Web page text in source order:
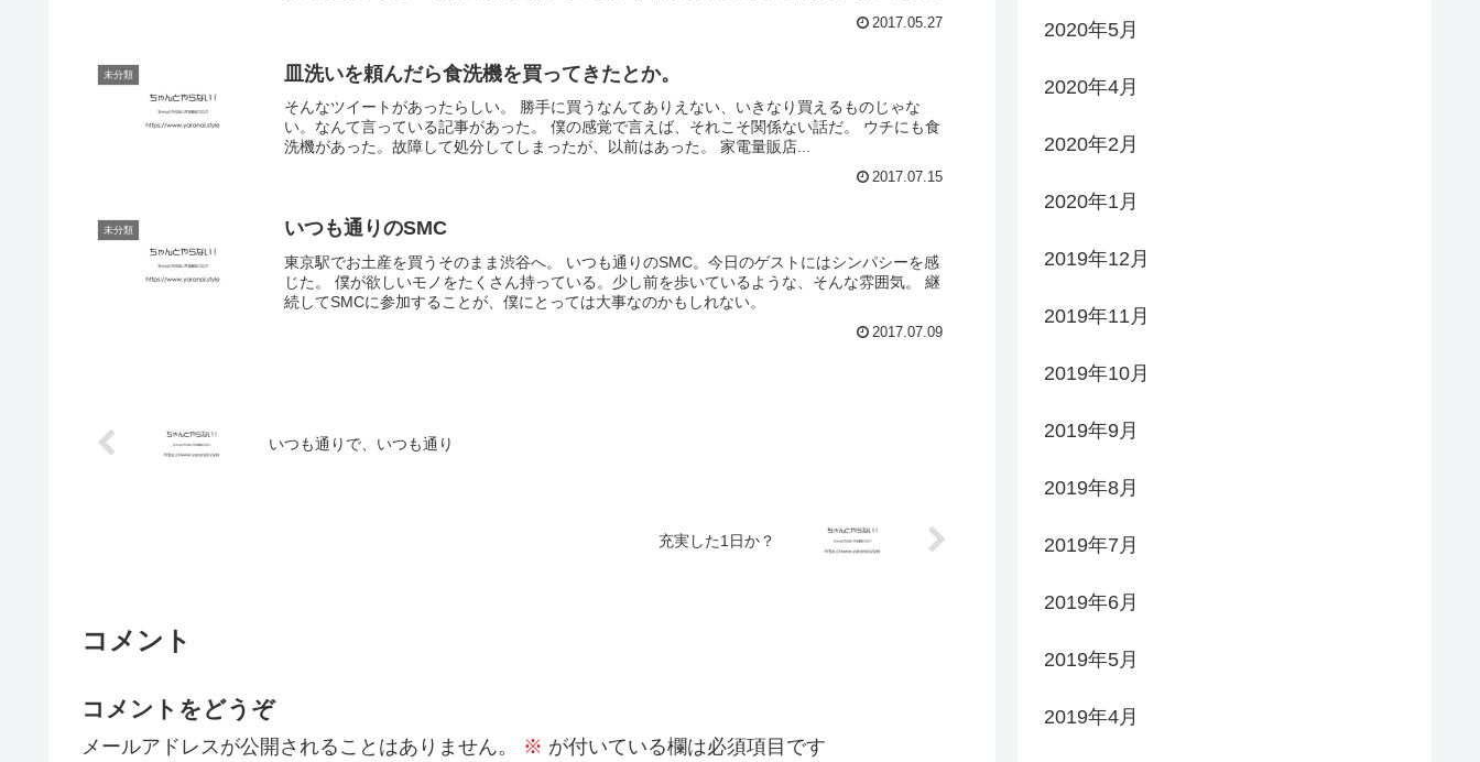
2017.05.27
未分類 皿洗いを頼んだら食洗機を買ってきたとか。
そんなツイートがあったらしい。 勝手に買うなんてありえない、いきなり買えるものじゃな
い。なんて言っている記事があった。 僕の感覚で言えば、それこそ関係ない話だ。 ウチにも食
洗機があった。故障して処分してしまったが、以前はあった。 家電量販店...
2017.07.15
未分類 いつも通りのSMC
東京駅でお土産を買うそのまま渋谷へ。 いつも通りのSMC。今日のゲストにはシンパシーを感
じた。 僕が欲しいモノをたくさん持っている。少し前を歩いているような、そんな雰囲気。 継
続してSMCに参加することが、僕にとっては大事なのかもしれない。
2017.07.09
いつも通りで、いつも通り
充実した1日か？
コメント
コメントをどうぞ
メールアドレスが公開されることはありません。 ※ が付いている欄は必須項目です
2020年5月
2020年4月
2020年2月
2020年1月
2019年12月
2019年11月
2019年10月
2019年9月
2019年8月
2019年7月
2019年6月
2019年5月
2019年4月